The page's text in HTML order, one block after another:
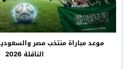
موعد مباراة منتخب مصر
الناقلة 2026